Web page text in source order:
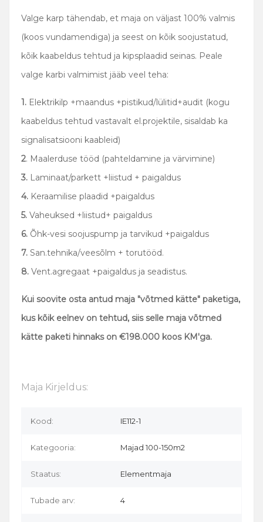
Valge karp tähendab, et maja on väljast 100% valmis
(koos vundamendiga) ja seest on kõik soojustatud,
kõik kaabeldus tehtud ja kipsplaadid seinas. Peale
valge karbi valmimist jääb veel teha:
1. Elektrikilp +maandus +pistikud/lülitid+audit (kogu
kaabeldus tehtud vastavalt el.projektile, sisaldab ka
signalisatsiooni kaableid)
2. Maalerduse tööd (pahteldamine ja värvimine)
3. Laminaat/parkett +liistud + paigaldus
4. Keraamilise plaadid +paigaldus
5. Vaheuksed +liistud+ paigaldus
6. Õhk-vesi soojuspump ja tarvikud +paigaldus
7. San.tehnika/veesõlm + torutööd.
8. Vent.agregaat +paigaldus ja seadistus.
Kui soovite osta antud maja "võtmed kätte" paketiga,
kus kõik eelnev on tehtud, siis selle maja võtmed
kätte paketi hinnaks on €198.000 koos KM'ga.
Maja Kirjeldus:
Kood: IE112-1
Kategooria: Majad 100-150m2
Staatus: Elementmaja
Tubade arv: 4